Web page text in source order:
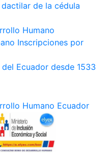
de la cédula
Humano
Inscripciones por
Ecuador desde 1533
Humano Ecuador